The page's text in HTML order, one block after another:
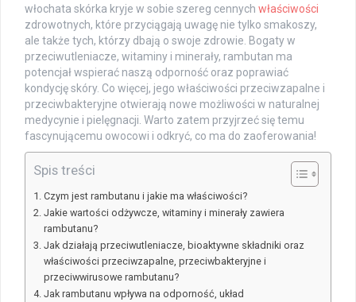
włochata skórka kryje w sobie szereg cennych właściwości
zdrowotnych, które przyciągają uwagę nie tylko smakoszy,
ale także tych, którzy dbają o swoje zdrowie. Bogaty w
przeciwutleniacze, witaminy i minerały, rambutan ma
potencjał wspierać naszą odporność oraz poprawiać
kondycję skóry. Co więcej, jego właściwości przeciwzapalne i
przeciwbakteryjne otwierają nowe możliwości w naturalnej
medycynie i pielęgnacji. Warto zatem przyjrzeć się temu
fascynującemu owocowi i odkryć, co ma do zaoferowania!
Spis treści
Czym jest rambutanu i jakie ma właściwości?
Jakie wartości odżywcze, witaminy i minerały zawiera
rambutanu?
Jak działają przeciwutleniacze, bioaktywne składniki oraz
właściwości przeciwzapalne, przeciwbakteryjne i
przeciwwirusowe rambutanu?
Jak rambutanu wpływa na odporność, układ